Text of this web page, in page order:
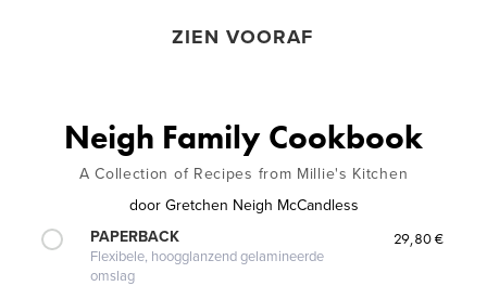
ZIEN VOORAF
Neigh Family Cookbook
A Collection of Recipes from Millie's Kitchen
door Gretchen Neigh McCandless
PAPERBACK
Flexibele, hoogglanzend gelamineerde
omslag
29,80 €